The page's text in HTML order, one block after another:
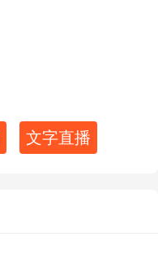
文字直播